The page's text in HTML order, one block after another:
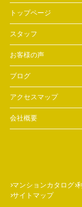
トップページ
スタッフ
お客様の声
ブログ
アクセスマップ
会社概要
マンションカタログ
サイトマップ